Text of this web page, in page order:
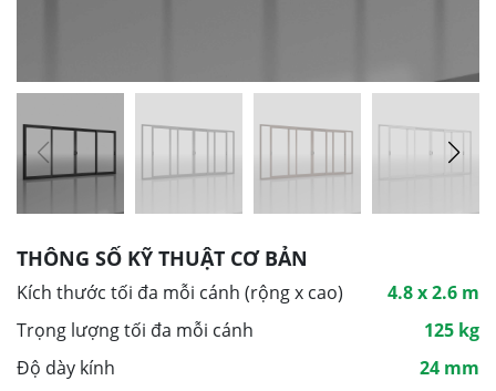
THÔNG SỐ KỸ THUẬT CƠ BẢN
Kích thước tối đa mỗi cánh (rộng x cao)
4.8 x 2.6 m
Trọng lượng tối đa mỗi cánh
125 kg
Độ dày kính
24 mm